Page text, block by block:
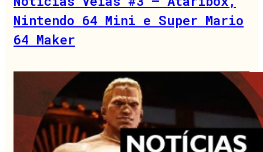
Nintendo 64 Mini e Super Mario
64 Maker